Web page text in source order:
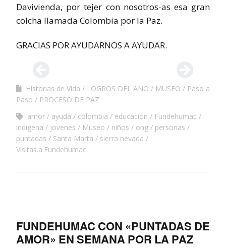
Davivienda, por tejer con nosotros-as esa gran
colcha llamada Colombia por la Paz.
GRACIAS POR AYUDARNOS A AYUDAR.
Historias de Vida LOGROS DEL AÑO MUSEO
Paso a
Paso
PROCESO DE PAZ
amor
ayuda colombia educación
Fundehumac
indigena
jovenes Museo niños ong
personas
puntadas
Santa Marta
sierra nevada
Visitas.a.Fundehumac
FUNDEHUMAC CON «PUNTADAS DE
AMOR» EN SEMANA POR LA PAZ